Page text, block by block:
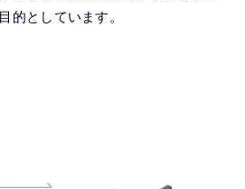
的としています。